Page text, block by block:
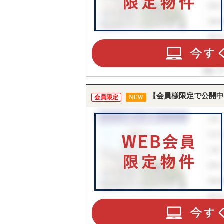
会員限定 NEW 【会員様限定で公開